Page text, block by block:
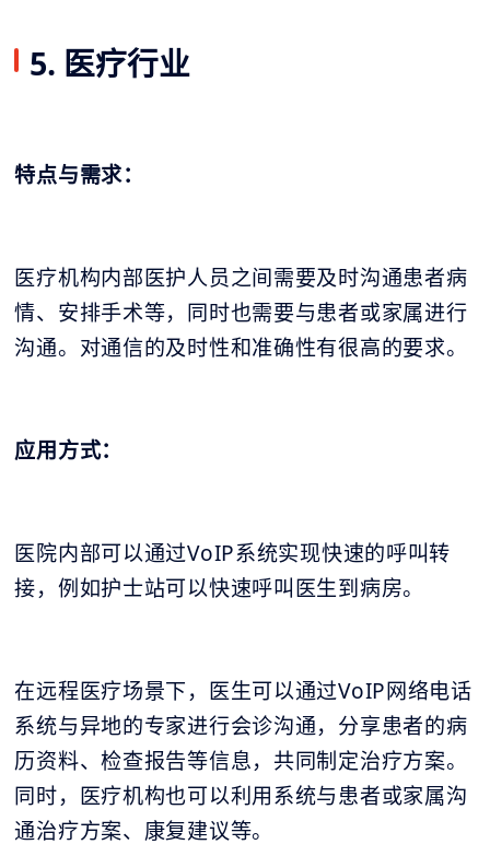
5. 医疗行业
特点与需求：
医疗机构内部医护人员之间需要及时沟通患者病
情、安排手术等，同时也需要与患者或家属进行
沟通。对通信的及时性和准确性有很高的要求。
应用方式：
医院内部可以通过VoIP系统实现快速的呼叫转
接，例如护士站可以快速呼叫医生到病房。
在远程医疗场景下，医生可以通过VoIP网络电话
系统与异地的专家进行会诊沟通，分享患者的病
历资料、检查报告等信息，共同制定治疗方案。
同时，医疗机构也可以利用系统与患者或家属沟
通治疗方案、康复建议等。